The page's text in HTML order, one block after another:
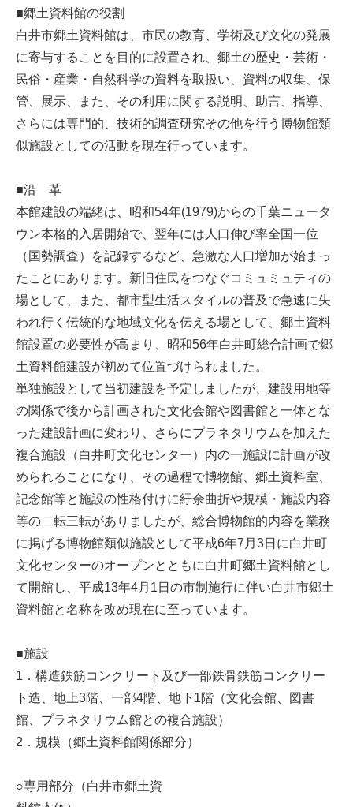
■郷土資料館の役割
白井市郷土資料館は、市民の教育、学術及び文化の発展
に寄与することを目的に設置され、郷土の歴史・芸術・
民俗・産業・自然科学の資料を取扱い、資料の収集、保
管、展示、また、その利用に関する説明、助言、指導、
さらには専門的、技術的調査研究その他を行う博物館類
似施設としての活動を現在行っています。
■沿 革
本館建設の端緒は、昭和54年(1979)からの千葉ニュータ
ウン本格的入居開始で、翌年には人口伸び率全国一位
（国勢調査）を記録するなど、急激な人口増加が始まっ
たことにあります。新旧住民をつなぐコミュミュティの
場として、また、都市型生活スタイルの普及で急速に失
われ行く伝統的な地域文化を伝える場として、郷土資料
館設置の必要性が高まり、昭和56年白井町総合計画で郷
土資料館建設が初めて位置づけられました。
単独施設として当初建設を予定しましたが、建設用地等
の関係で後から計画された文化会館や図書館と一体とな
った建設計画に変わり、さらにプラネタリウムを加えた
複合施設（白井町文化センター）内の一施設に計画が改
められることになり、その過程で博物館、郷土資料室、
記念館等と施設の性格付けに紆余曲折や規模・施設内容
等の二転三転がありましたが、総合博物館的内容を業務
に掲げる博物館類似施設として平成6年7月3日に白井町
文化センターのオープンとともに白井町郷土資料館とし
て開館し、平成13年4月1日の市制施行に伴い白井市郷土
資料館と名称を改め現在に至っています。
■施設
1．構造鉄筋コンクリート及び一部鉄骨鉄筋コンクリー
ト造、地上3階、一部4階、地下1階（文化会館、図書
館、プラネタリウム館との複合施設）
2．規模（郷土資料館関係部分）
○専用部分（白井市郷土資